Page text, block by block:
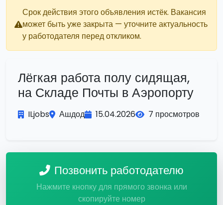
Срок действия этого объявления истёк. Вакансия
может быть уже закрыта — уточните актуальность
у работодателя перед откликом.
Лёгкая работа полу сидящая,
на Складе Почты в Аэропорту
ILjobs Ашдод 15.04.2026 7 просмотров
Позвонить работодателю
Нажмите кнопку для прямого звонка или
скопируйте номер